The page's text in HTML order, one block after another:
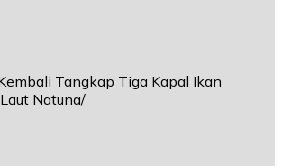
Tangkap Tiga Kapal Ikan
Natuna